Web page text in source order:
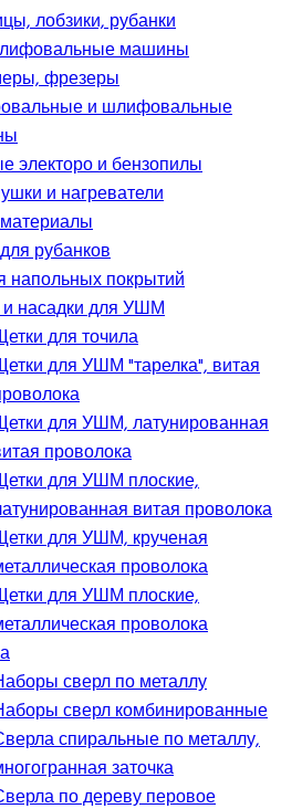
лобзики, рубанки
машины
фрезеры
и шлифовальные
электоро и бензопилы
и нагреватели
рубанков
напольных покрытий
насадки для УШМ
для точила
для УШМ "тарелка", витая
для УШМ, латунированная
проволока
для УШМ плоские,
витая проволока
для УШМ, крученая
проволока
для УШМ плоские,
проволока
сверл по металлу
сверл комбинированные
спиральные по металлу,
заточка
по дереву перовое